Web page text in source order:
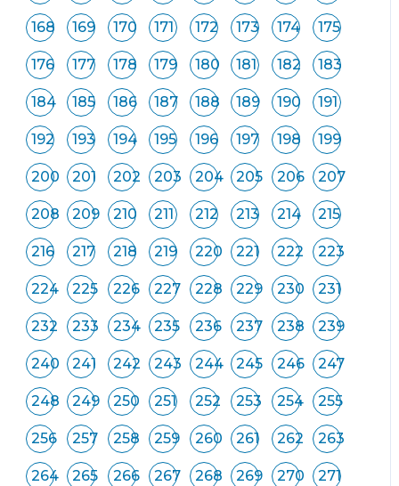
168 169 170 171 172 173 174 175
176 177 178 179 180 181 182 183
184 185 186 187 188 189 190 191
192 193 194 195 196 197 198 199
200 201 202 203 204 205 206 207
208 209 210 211 212 213 214 215
216 217 218 219 220 221 222 223
224 225 226 227 228 229 230 231
232 233 234 235 236 237 238 239
240 241 242 243 244 245 246 247
248 249 250 251 252 253 254 255
256 257 258 259 260 261 262 263
264 265 266 267 268 269 270 271